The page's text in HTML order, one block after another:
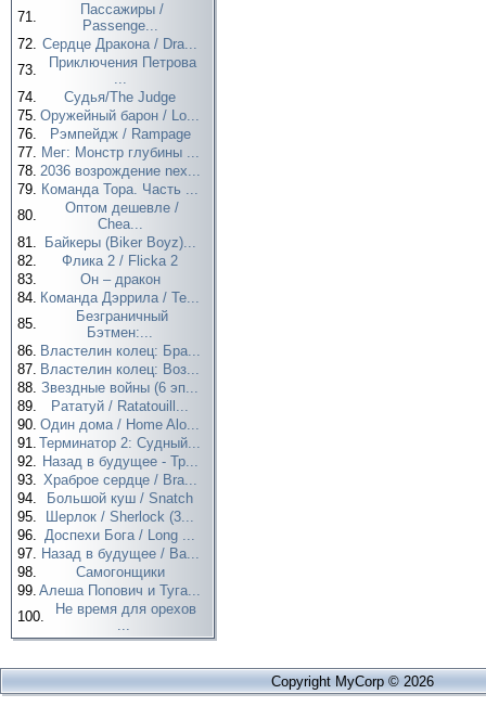
71.
Пассажиры /
Passenge...
72. Сердце Дракона / Dra...
73.
Приключения Петрова
...
74.
Судья/The Judge
75. Оружейный барон / Lo...
76.
Рэмпейдж / Rampage
77. Мег: Монстр глубины ...
78. 2036 возрождение nex...
79. Команда Тора. Часть ...
80.
Оптом дешевле /
Chea...
81.
Байкеры (Biker Boyz)...
82.
Флика 2 / Flicka 2
83.
Он – дракон
84. Команда Дэррила / Te...
85.
Безграничный
Бэтмен:...
86. Властелин колец: Бра...
87. Властелин колец: Воз...
88. Звездные войны (6 эп...
89.
Рататуй / Ratatouill...
90. Один дома / Home Alo...
91. Терминатор 2: Судный...
92. Назад в будущее - Тр...
93. Храброе сердце / Bra...
94.
Большой куш / Snatch
95.
Шерлок / Sherlock (3...
96. Доспехи Бога / Long ...
97. Назад в будущее / Ba...
98.
Самогонщики
99. Алеша Попович и Туга...
100.
Не время для орехов
...
Copyright MyCorp © 2026